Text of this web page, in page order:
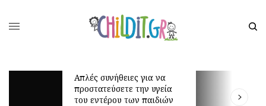
Γιατί τα οκτώ μπορεί να
είναι τόσο δύσκολη ηλικία;